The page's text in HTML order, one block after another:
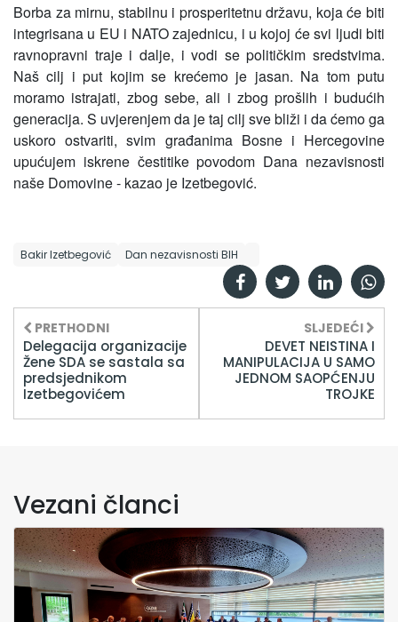
Borba za mirnu, stabilnu i prosperitetnu državu, koja će biti
integrisana u EU i NATO zajednicu, i u kojoj će svi ljudi biti
ravnopravni traje i dalje, i vodi se političkim sredstvima.
Naš cilj i put kojim se krećemo je jasan. Na tom putu
moramo istrajati, zbog sebe, ali i zbog prošlih i budućih
generacija. S uvjerenjem da je taj cilj sve bliži i da ćemo ga
uskoro ostvariti, svim građanima Bosne i Hercegovine
upućujem iskrene čestitike povodom Dana nezavisnosti
naše Domovine - kazao je Izetbegović.
Bakir Izetbegović Dan nezavisnosti BIH
PRETHODNI
Delegacija organizacije
Žene SDA se sastala sa
predsjednikom
Izetbegovićem
SLJEDEĆI
DEVET NEISTINA I
MANIPULACIJA U SAMO
JEDNOM SAOPĆENJU
TROJKE
Vezani članci